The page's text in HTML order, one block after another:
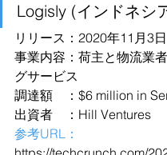
Logisly (インドネシ
リリース：2020年11月3日
事業内容：荷主と物流業
グサービス
調達額　：$6 million in
出資者　：Hill Ventures
参考URL：